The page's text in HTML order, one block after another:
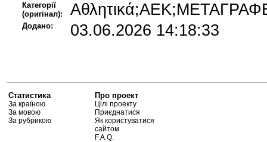
Категорії
(оригінал):
Додано: 03.06.2026 14:18:33
Статистика
За країною
За мовою
За рубрикою
Про проект
Цілі проекту
Приєднатися
Як користуватися
сайтом
F.A.Q.